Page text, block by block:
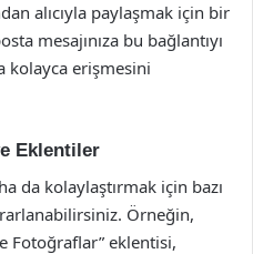
alıcıyla paylaşmak için bir
mesajınıza bu bağlantıyı
kolayca erişmesini
Eklentiler
da kolaylaştırmak için bazı
Örneğin,
Fotoğraflar” eklentisi,